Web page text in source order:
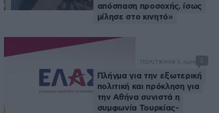
απόσπαση προσοχής, ίσως
μίλησε στο κινητό»
ΠΟΛΙΤΙΚΗ48 λ. πριν 2
Πλήγμα για την εξωτερική
πολιτική και πρόκληση για
την Αθήνα συνιστά η
συμφωνία Τουρκίας-